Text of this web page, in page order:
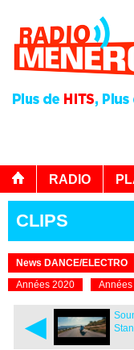
RADIO
CLIPS
News DANCE/ELECTRO
Années 2020
◄